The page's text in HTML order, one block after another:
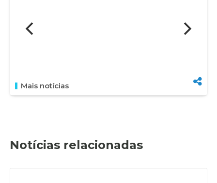
Mais notícias
Notícias relacionadas